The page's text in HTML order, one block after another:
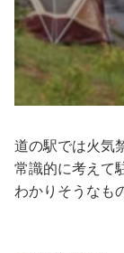
道の駅では火気
常識的に考えて
わかりそうなも